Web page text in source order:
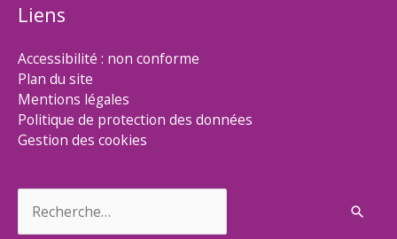
Liens
Accessibilité : non conforme
Plan du site
Mentions légales
Politique de protection des données
Gestion des cookies